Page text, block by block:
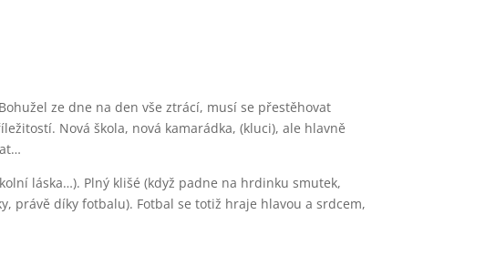
ze dne na den vše ztrácí, musí se přestěhovat
Nová škola, nová kamarádka, (kluci), ale hlavně
láska…). Plný klišé (když padne na hrdinku smutek,
právě díky fotbalu). Fotbal se totiž hraje hlavou a srdcem,